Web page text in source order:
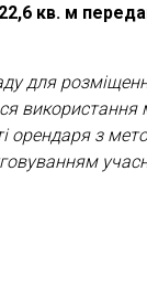
кв. м
для
орендаря з